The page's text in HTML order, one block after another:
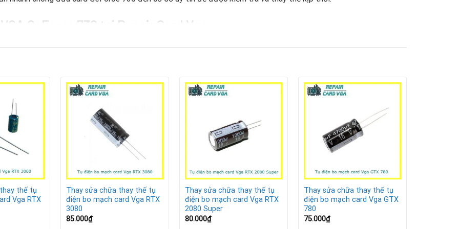
GeForce 730 tại Repair Card Vga
đo nguồn và phát hiện các linh kiện liên quan có nguy cơ hỏng.
hoặc cháy để đưa ra phương án thay thế.
tương thích với VGA GeForce 730, giúp card hoạt động như ban đầu.
chạy thử nghiệm trên nhiều tác vụ để đảm bảo tính ổn định.
bảo hành sau sửa chữa, đảm bảo an tâm khi sử dụng.
thế tụ
Vga RTX
Thay sửa chữa thay thế tụ
điện bo mạch card Vga RTX
3080
85.000₫
Thay sửa chữa thay thế tụ
điện bo mạch card Vga RTX
2080 Super
80.000₫
Thay sửa chữa thay thế tụ
điện bo mạch card Vga GTX
780
75.000₫